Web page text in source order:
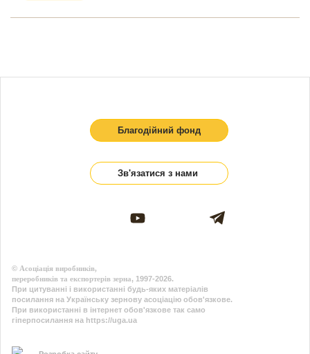
Благодійний фонд
Зв'язатися з нами
© Асоціація виробників,
переробників та експортерів зерна, 1997-2026.
При цитуванні і використанні будь-яких матеріалів
посилання на Українську зернову асоціацію обов'язкове.
При використанні в інтернет обов'язкове так само
гіперпосилання на https://uga.ua